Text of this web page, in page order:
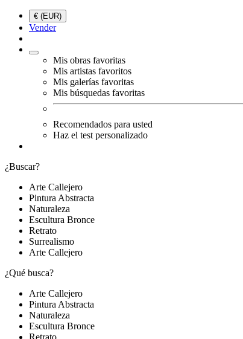
€ (EUR)
Vender
Mis obras favoritas
Mis artistas favoritos
Mis galerías favoritas
Mis búsquedas favoritas
Recomendados para usted
Haz el test personalizado
¿Buscar?
Arte Callejero
Pintura Abstracta
Naturaleza
Escultura Bronce
Retrato
Surrealismo
Arte Callejero
¿Qué busca?
Arte Callejero
Pintura Abstracta
Naturaleza
Escultura Bronce
Retrato